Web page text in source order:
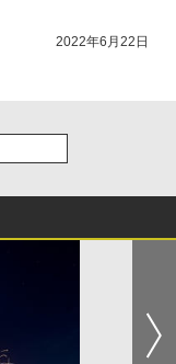
2022年6月22日